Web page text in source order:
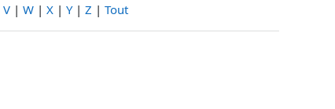
V | W | X | Y| Z | Tout